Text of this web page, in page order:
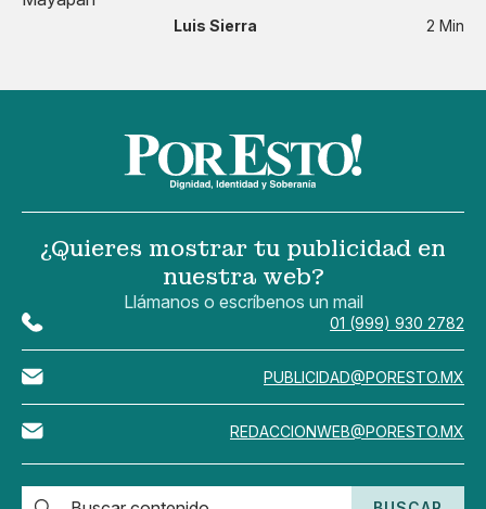
Luis Sierra 2 Min
¿Quieres mostrar tu publicidad en
nuestra web?
Llámanos o escríbenos un mail
01 (999) 930 2782
PUBLICIDAD@PORESTO.MX
REDACCIONWEB@PORESTO.MX